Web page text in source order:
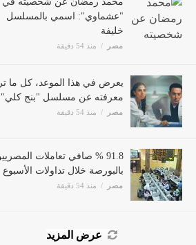
"عشماوي": اسمي بالمسلسل
خليفة
مصر
معرفته عن مسلسل "بنج كلي"
مصر منذ 54 دقيقة
بالبورصة خلال تداولات الأسبوع
مصر
عرض المزيد